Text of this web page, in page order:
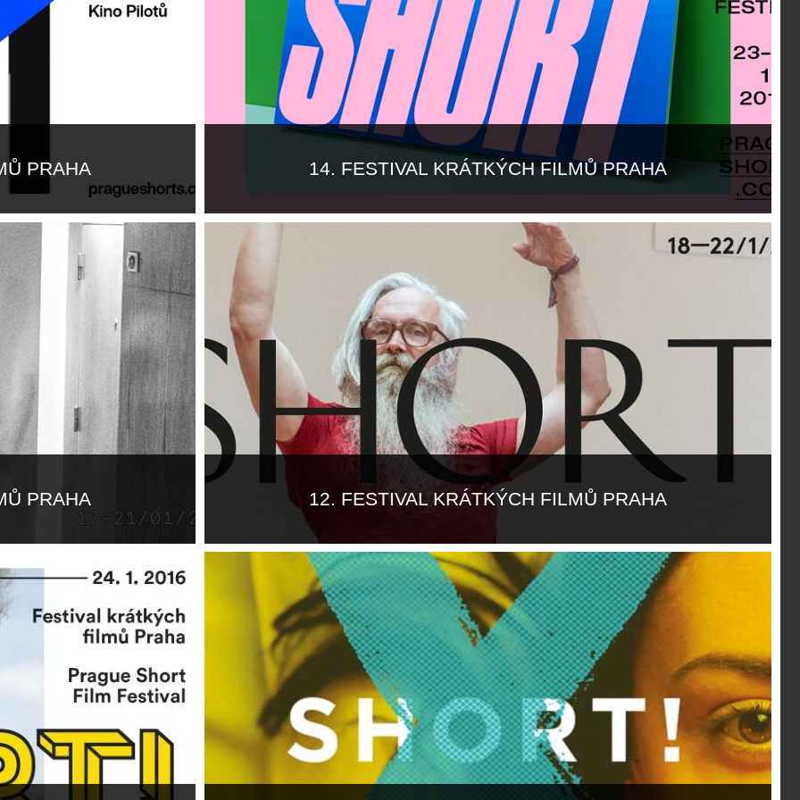
PRAHA 14. FESTIVAL KRÁTKÝCH FILMŮ PRAHA
Více informací
PRAHA 12. FESTIVAL KRÁTKÝCH FILMŮ PRAHA
Více informací